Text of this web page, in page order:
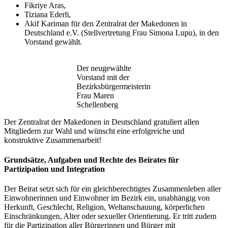
Fikriye Aras,
Tiziana Ederli,
Akif Kariman für den Zentralrat der Makedonen in
Deutschland e.V. (Stellvertretung Frau Simona Lupu), in den
Vorstand gewählt.
Der neugewählte
Vorstand mit der
Bezirksbürgermeisterin
Frau Maren
Schellenberg
Der Zentralrat der Makedonen in Deutschland gratuliert allen
Mitgliedern zur Wahl und wünscht eine erfolgreiche und
konstruktive Zusammenarbeit!
Grundsätze, Aufgaben und Rechte des Beirates für
Partizipation und Integration
Der Beirat setzt sich für ein gleichberechtigtes Zusammenleben aller
Einwohnerinnen und Einwohner im Bezirk ein, unabhängig von
Herkunft, Geschlecht, Religion, Weltanschauung, körperlichen
Einschränkungen, Alter oder sexueller Orientierung. Er tritt zudem
für die Partizipation aller Bürgerinnen und Bürger mit